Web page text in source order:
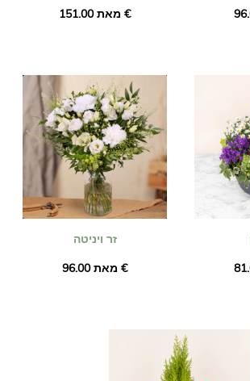
מאת ‏151.00 €
זר ויניטה
מאת ‏96.00 €